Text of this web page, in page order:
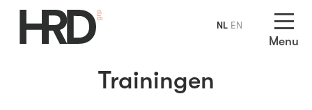
Menu
Trainingen
NL EN